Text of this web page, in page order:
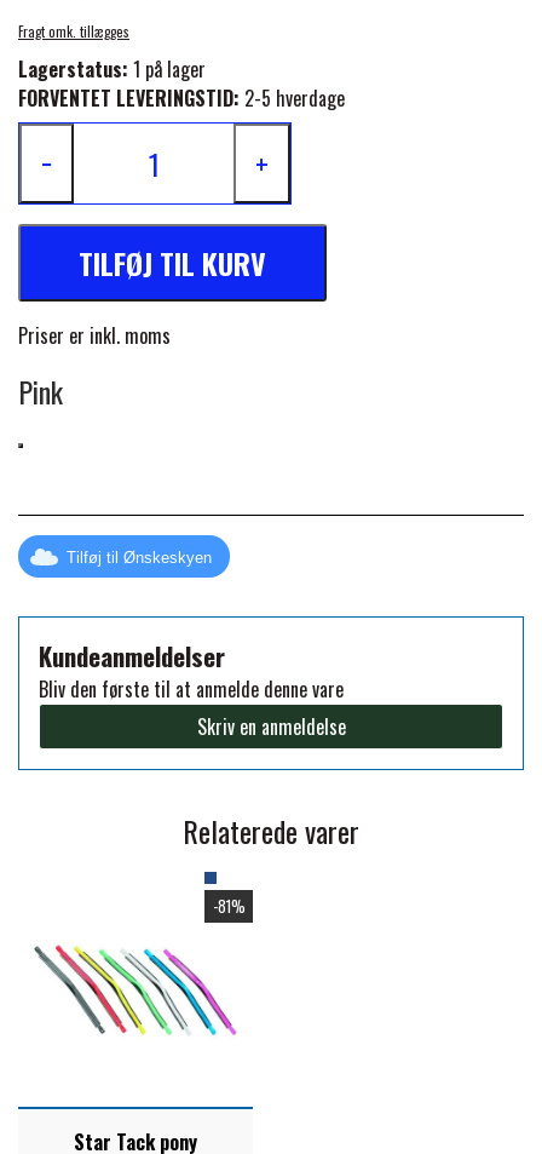
PREMIER EQUINE SADLER
PREMIER EQUINE SADEL TILBEHØR
PREMIER EQUINE SADELUNDERLAG
PREMIER EQUINE PADS
BESKYTTELSE
PREMIER EQUINE GROOMING & STALD
PREMIER EQUINE RYTTER
GP TACK
HAPPY MOUTH
HEVARI
LEMIEUX
LIKIT
MUSTAD
NAF
PHARMACARE
RACING TACK
STAR TACK
Fragt omk. tillægges
Lagerstatus: 1 på lager
FORVENTET LEVERINGSTID: 2-5 hverdage
− +
TILFØJ TIL KURV
Priser er inkl. moms
Pink
Tilføj til Ønskeskyen
Kundeanmeldelser
Bliv den første til at anmelde denne vare
Skriv en anmeldelse
Relaterede varer
-81%
Star Tack pony